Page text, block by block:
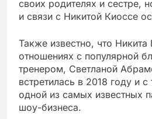
своих родителях и сестре,
и связи с Никитой Киоссе
Также известно, что Никита
отношениях с популярной
тренером, Светланой
встретилась в 2018 году и с
одной из самых известных
шоу-бизнеса.